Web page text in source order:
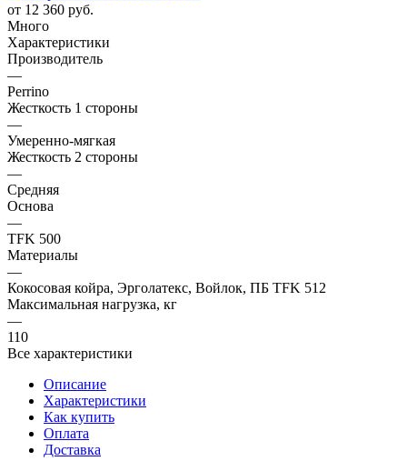
от 12 360 руб.
Много
Характеристики
Производитель
—
Perrino
Жесткость 1 стороны
—
Умеренно-мягкая
Жесткость 2 стороны
—
Средняя
Основа
—
TFK 500
Материалы
—
Кокосовая койра, Эрголатекс, Войлок, ПБ TFK 512
Максимальная нагрузка, кг
—
110
Все характеристики
Описание
Характеристики
Как купить
Оплата
Доставка